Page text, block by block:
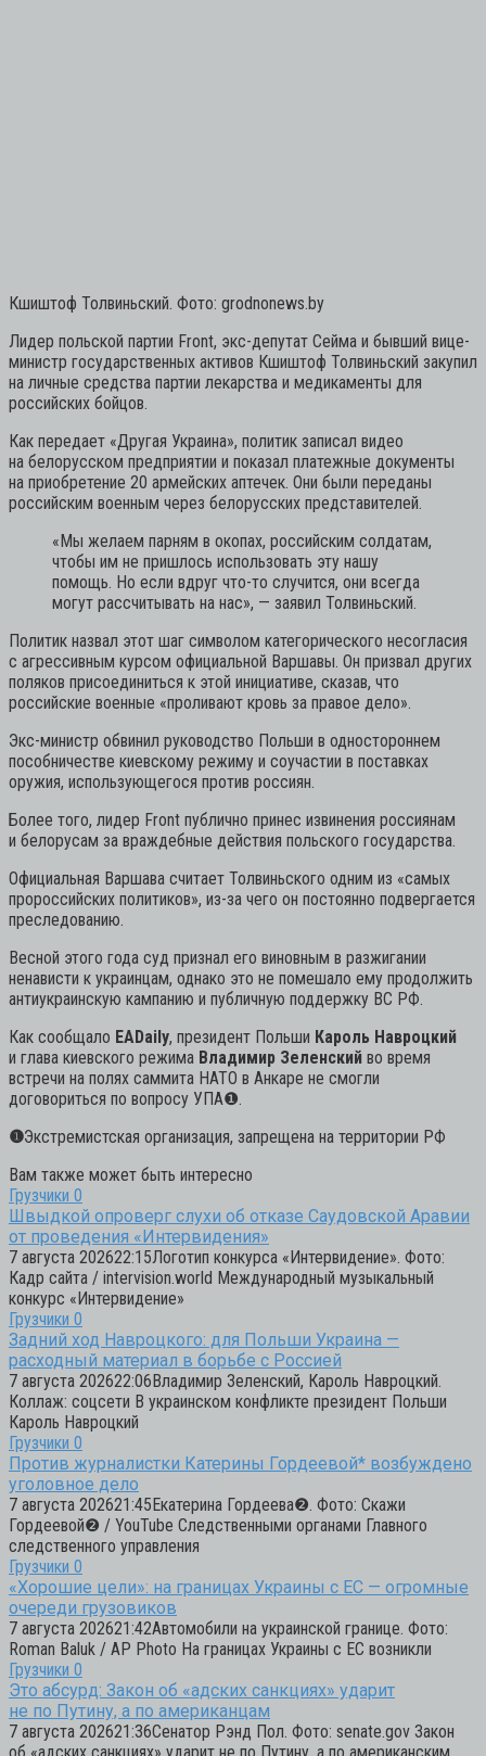
Кшиштоф Толвиньский. Фото: grodnonews.by
Лидер польской партии Front, экс-депутат Сейма и бывший вице-
министр государственных активов Кшиштоф Толвиньский закупил
на личные средства партии лекарства и медикаменты для
российских бойцов.
Как передает «Другая Украина», политик записал видео
на белорусском предприятии и показал платежные документы
на приобретение 20 армейских аптечек. Они были переданы
российским военным через белорусских представителей.
«Мы желаем парням в окопах, российским солдатам,
чтобы им не пришлось использовать эту нашу
помощь. Но если вдруг что-то случится, они всегда
могут рассчитывать на нас», — заявил Толвиньский.
Политик назвал этот шаг символом категорического несогласия
с агрессивным курсом официальной Варшавы. Он призвал других
поляков присоединиться к этой инициативе, сказав, что
российские военные «проливают кровь за правое дело».
Экс-министр обвинил руководство Польши в одностороннем
пособничестве киевскому режиму и соучастии в поставках
оружия, использующегося против россиян.
Более того, лидер Front публично принес извинения россиянам
и белорусам за враждебные действия польского государства.
Официальная Варшава считает Толвиньского одним из «самых
пророссийских политиков», из-за чего он постоянно подвергается
преследованию.
Весной этого года суд признал его виновным в разжигании
ненависти к украинцам, однако это не помешало ему продолжить
антиукраинскую кампанию и публичную поддержку ВС РФ.
Как сообщало EADaily, президент Польши Кароль Навроцкий
и глава киевского режима Владимир Зеленский во время
встречи на полях саммита НАТО в Анкаре не смогли
договориться по вопросу УПА❶.
❶Экстремистская организация, запрещена на территории РФ
Вам также может быть интересно
Грузчики 0
Швыдкой опроверг слухи об отказе Саудовской Аравии
от проведения «Интервидения»
7 августа 202622:15Логотип конкурса «Интервидение». Фото:
Кадр сайта / intervision.world Международный музыкальный
конкурс «Интервидение»
Грузчики 0
Задний ход Навроцкого: для Польши Украина —
расходный материал в борьбе с Россией
7 августа 202622:06Владимир Зеленский, Кароль Навроцкий.
Коллаж: соцсети В украинском конфликте президент Польши
Кароль Навроцкий
Грузчики 0
Против журналистки Катерины Гордеевой* возбуждено
уголовное дело
7 августа 202621:45Екатерина Гордеева❷. Фото: Скажи
Гордеевой❷ / YouTube Следственными органами Главного
следственного управления
Грузчики 0
«Хорошие цели»: на границах Украины с ЕС — огромные
очереди грузовиков
7 августа 202621:42Автомобили на украинской границе. Фото:
Roman Baluk / AP Photo На границах Украины с ЕС возникли
Грузчики 0
Это абсурд: Закон об «адских санкциях» ударит
не по Путину, а по американцам
7 августа 202621:36Сенатор Рэнд Пол. Фото: senate.gov Закон